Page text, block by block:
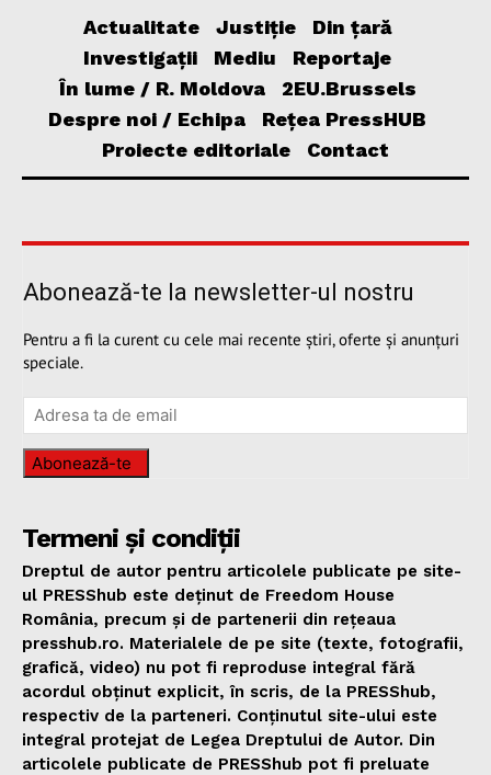
Actualitate Justiție
Din țară
Investigații
Mediu
Reportaje
În lume / R. Moldova
2EU.Brussels
Despre noi / Echipa
Rețea PressHUB
Proiecte editoriale
Contact
Abonează-te la newsletter-ul nostru
Pentru a fi la curent cu cele mai recente știri, oferte și anunțuri
speciale.
Abonează-te
Termeni și condiții
Dreptul de autor pentru articolele publicate pe site-
ul PRESShub este deținut de Freedom House
România, precum și de partenerii din rețeaua
presshub.ro. Materialele de pe site (texte, fotografii,
grafică, video) nu pot fi reproduse integral fără
acordul obținut explicit, în scris, de la PRESShub,
respectiv de la parteneri. Conținutul site-ului este
integral protejat de Legea Dreptului de Autor. Din
articolele publicate de PRESShub pot fi preluate